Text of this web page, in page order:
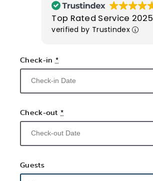
Top Rated Service 2025
verified by Trustindex
Check-in*
Check-out*
Guests